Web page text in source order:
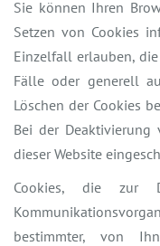
Sie können Ihren
Setzen von Cookies
Einzelfall erlauben,
Fälle oder generell
Löschen der Cookies
Bei der
dieser Website
Cookies, die zur
bestimmter, von